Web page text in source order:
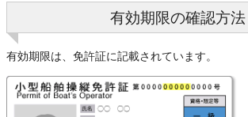
有効期限の確認方法
有効期限は、免許証に記載されています。